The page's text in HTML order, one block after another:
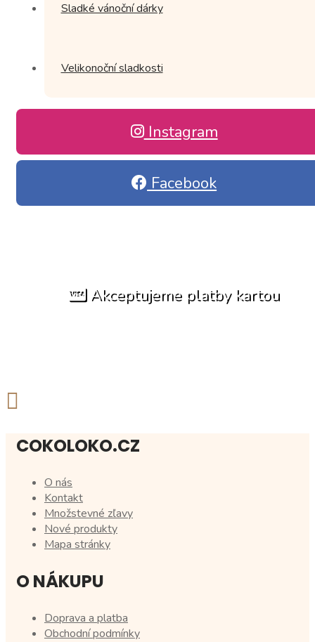
Sladké vánoční dárky
Velikonoční sladkosti
Instagram
Facebook
Akceptujeme platby kartou
COKOLOKO.CZ
O nás
Kontakt
Množstevné zľavy
Nové produkty
Mapa stránky
O NÁKUPU
Doprava a platba
Obchodní podmínky